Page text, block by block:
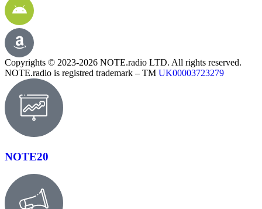
Copyrights © 2023-2026 NOTE.radio LTD. All rights reserved.
NOTE.radio is registred trademark – TM UK00003723279
NOTE20